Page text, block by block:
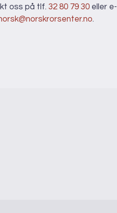
oss på tlf. 32 80 79 30eller e-
.